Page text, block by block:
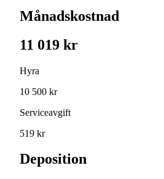
Månadskostnad
11 019 kr
Hyra
10 500 kr
Serviceavgift
519 kr
Deposition